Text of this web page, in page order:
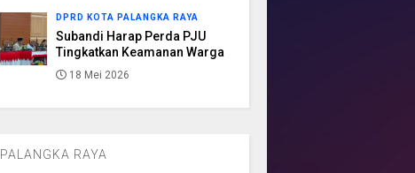
DPRD KOTA PALANGKA RAYA
Subandi Harap Perda PJU
Tingkatkan Keamanan Warga
18 Mei 2026
PALANGKA RAYA